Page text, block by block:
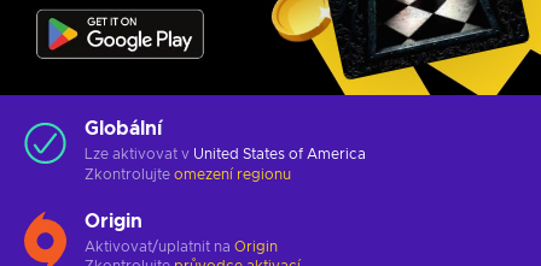
Globální
Lze aktivovat v United States of America
Zkontrolujte omezení regionu
Origin
Aktivovat/uplatnit na Origin